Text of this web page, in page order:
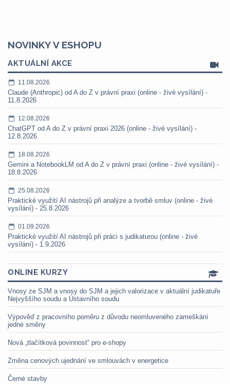
NOVINKY V ESHOPU
AKTUÁLNÍ AKCE
11.08.2026
Claude (Anthropic) od A do Z v právní praxi (online - živé vysílání) -
11.8.2026
12.08.2026
ChatGPT od A do Z v právní praxi 2026 (online - živé vysílání) -
12.8.2026
18.08.2026
Gemini a NotebookLM od A do Z v právní praxi (online - živé vysílání) -
18.8.2026
25.08.2026
Praktické využití AI nástrojů při analýze a tvorbě smluv (online - živé
vysílání) - 25.8.2026
01.09.2026
Praktické využití AI nástrojů při práci s judikaturou (online - živé
vysílání) - 1.9.2026
ONLINE KURZY
Vnosy ze SJM a vnosy do SJM a jejich valorizace v aktuální judikatuře
Nejvyššího soudu a Ústavního soudu
Výpověď z pracovního poměru z důvodu neomluveného zameškání
jedné směny
Nová „tlačítková povinnost“ pro e-shopy
Změna cenových ujednání ve smlouvách v energetice
Černé stavby